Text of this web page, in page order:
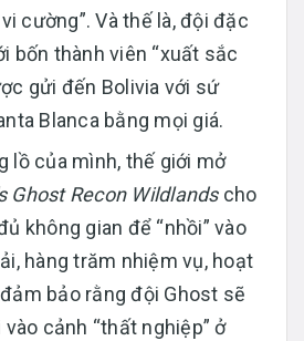
cường”. Và thế là, đội đặc
bốn thành viên “xuất sắc
gửi đến Bolivia với sứ
Blanca bằng mọi giá.
lồ của mình, thế giới mở
Ghost Recon Wildlandscho
không gian để “nhồi” vào
hàng trăm nhiệm vụ, hoạt
bảo rằng đội Ghost sẽ
cảnh “thất nghiệp” ở